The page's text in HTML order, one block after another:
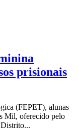
prisionais
(FEPET), alunas
Mil, oferecido pelo